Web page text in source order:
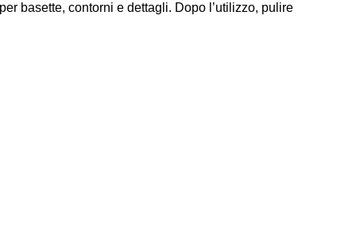
basette, contorni e dettagli. Dopo l’utilizzo, pulire